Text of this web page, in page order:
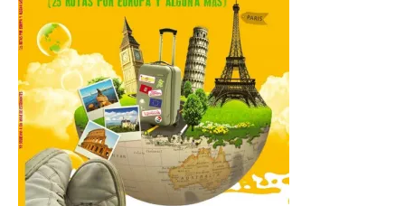
La I Feria de la Cerveza
Artesana de Astorga
arranca con una gran
acogida del público
8 Ago 2026